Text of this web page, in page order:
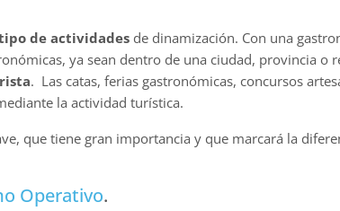
de actividades de dinamización. Con una
ya sean dentro de una ciudad, provincia
. Las catas, ferias gastronómicas, concursos
la actividad turística.
que tiene gran importancia y que marcará la
Operativo.